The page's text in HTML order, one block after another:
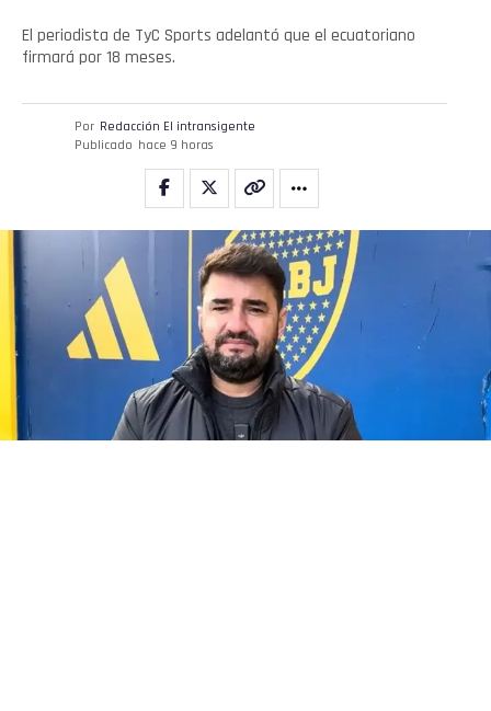
El periodista de TyC Sports adelantó que el ecuatoriano
firmará por 18 meses.
Por Redacción El intransigente
Publicado hace 9 horas